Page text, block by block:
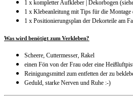
1 x kompletter Aufkleber | Dekorbogen
1 x Klebeanleitung mit Tips für die
1 x Positionierungsplan der Dekorteile am
Was wird benötigt zum Verkleben?
Scheere, Cuttermesser, Rakel
einen Fön von der Frau oder eine
Reinigungsmittel zum entfetten der zu
Geduld, starke Nerven und Ruhe :-)